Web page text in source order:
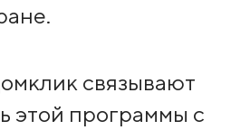
связывают
этой программы с